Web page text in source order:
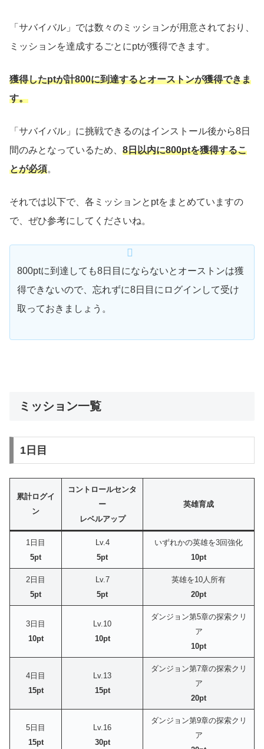
「サバイバル」では数々のミッションが用意されており、
ミッションを達成するごとにptが獲得できます。
獲得したptが計800に到達するとオーストンが獲得できま
す。
「サバイバル」に挑戦できるのはインストール後から8日
間のみとなっているため、 8日以内に800ptを獲得するこ
とが必須。
それでは以下で、各ミッションとptをまとめていますの
で、ぜひ参考にしてくださいね。
800ptに到達しても8日目にならないとオーストンは獲
得できないので、忘れずに8日目にログインして受け
取っておきましょう。
ミッション一覧
1日目
累計ログイ
ン
コントロールセンタ
ー
レベルアップ
英雄育成
1日目
5pt
Lv.4
5pt
いずれかの英雄を3回強化
10pt
2日目
5pt
Lv.7
5pt
英雄を10人所有
20pt
3日目
10pt
Lv.10
10pt
ダンジョン第5章の探索クリ
ア
10pt
4日目
15pt
Lv.13
15pt
ダンジョン第7章の探索クリ
ア
20pt
5日目
15pt
Lv.16
30pt
ダンジョン第9章の探索クリ
ア